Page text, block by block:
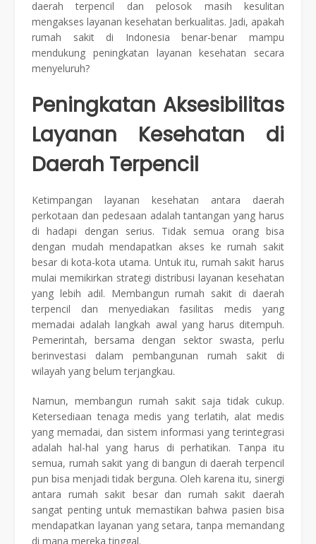
daerah terpencil dan pelosok masih kesulitan
mengakses layanan kesehatan berkualitas. Jadi, apakah
rumah sakit di Indonesia benar-benar mampu
mendukung peningkatan layanan kesehatan secara
menyeluruh?
Peningkatan Aksesibilitas
Layanan Kesehatan di
Daerah Terpencil
Ketimpangan layanan kesehatan antara daerah
perkotaan dan pedesaan adalah tantangan yang harus
di hadapi dengan serius. Tidak semua orang bisa
dengan mudah mendapatkan akses ke rumah sakit
besar di kota-kota utama. Untuk itu, rumah sakit harus
mulai memikirkan strategi distribusi layanan kesehatan
yang lebih adil. Membangun rumah sakit di daerah
terpencil dan menyediakan fasilitas medis yang
memadai adalah langkah awal yang harus ditempuh.
Pemerintah, bersama dengan sektor swasta, perlu
berinvestasi dalam pembangunan rumah sakit di
wilayah yang belum terjangkau.
Namun, membangun rumah sakit saja tidak cukup.
Ketersediaan tenaga medis yang terlatih, alat medis
yang memadai, dan sistem informasi yang terintegrasi
adalah hal-hal yang harus di perhatikan. Tanpa itu
semua, rumah sakit yang di bangun di daerah terpencil
pun bisa menjadi tidak berguna. Oleh karena itu, sinergi
antara rumah sakit besar dan rumah sakit daerah
sangat penting untuk memastikan bahwa pasien bisa
mendapatkan layanan yang setara, tanpa memandang
di mana mereka tinggal.